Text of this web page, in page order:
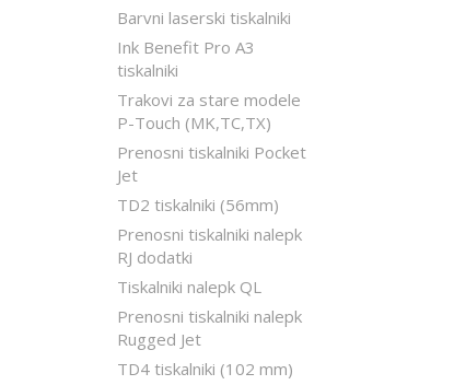
Barvni laserski tiskalniki
Ink Benefit Pro A3
tiskalniki
Trakovi za stare modele
P-Touch (MK,TC,TX)
Prenosni tiskalniki Pocket
Jet
TD2 tiskalniki (56mm)
Prenosni tiskalniki nalepk
RJ dodatki
Tiskalniki nalepk QL
Prenosni tiskalniki nalepk
Rugged Jet
TD4 tiskalniki (102 mm)